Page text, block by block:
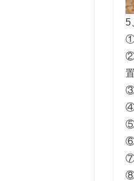
5
①
②
③
④
⑥
⑦